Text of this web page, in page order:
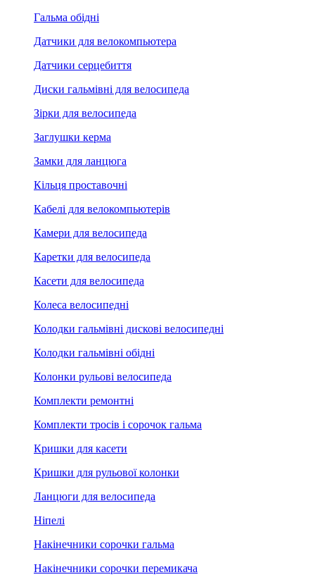
Гальма обідні
Датчики для велокомпьютера
Датчики серцебиття
Диски гальмівні для велосипеда
Зірки для велосипеда
Заглушки керма
Замки для ланцюга
Кільця проставочні
Кабелі для велокомпьютерів
Камери для велосипеда
Каретки для велосипеда
Касети для велосипеда
Колеса велосипедні
Колодки гальмівні дискові велосипедні
Колодки гальмівні обідні
Колонки рульові велосипеда
Комплекти ремонтні
Комплекти тросів і сорочок гальма
Кришки для касети
Кришки для рульової колонки
Ланцюги для велосипеда
Ніпелі
Накінечники сорочки гальма
Накінечники сорочки перемикача